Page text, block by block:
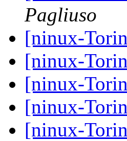
Pagliuso
[ninux-
[ninux-
[ninux-
[ninux-
[ninux-